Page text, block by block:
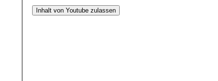
Inhalt von Youtube zulassen